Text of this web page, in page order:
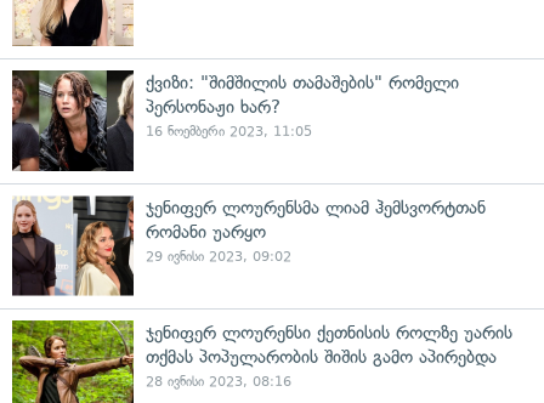
ქვიზი: "შიმშილის თამაშების" რომელი
პერსონაჟი ხარ?
16 ნოემბერი 2023, 11:05
ჯენიფერ ლოურენსმა ლიამ ჰემსვორტთან
რომანი უარყო
29 ივნისი 2023, 09:02
ჯენიფერ ლოურენსი ქეთნისის როლზე უარის
თქმას პოპულარობის შიშის გამო აპირებდა
28 ივნისი 2023, 08:16